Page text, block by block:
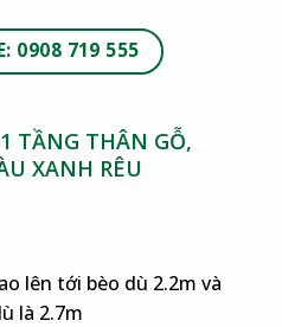
0908 719 555
TẦNG THÂN GỖ,
XANH RÊU
lên tới bèo dù 2.2m và
là 2.7m